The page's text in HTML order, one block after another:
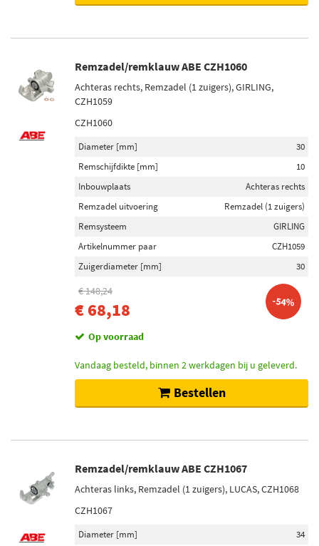
Remzadel/remklauw ABE CZH1060
Achteras rechts, Remzadel (1 zuigers), GIRLING,
CZH1059
CZH1060
Diameter [mm]
30
Remschijfdikte [mm]
10
Inbouwplaats
Achteras rechts
Remzadel uitvoering
Remzadel (1 zuigers)
Remsysteem
GIRLING
Artikelnummer paar
CZH1059
Zuigerdiameter [mm]
30
€ 148,24
€ 68,18 -54%
Op voorraad
Vandaag besteld, binnen 2 werkdagen bij u geleverd.
Bestellen
Remzadel/remklauw ABE CZH1067
Achteras links, Remzadel (1 zuigers), LUCAS, CZH1068
CZH1067
Diameter [mm]
34